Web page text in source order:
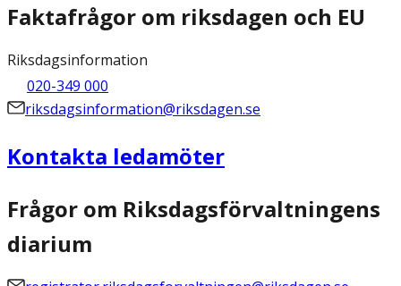
Faktafrågor om riksdagen och EU
Riksdagsinformation
020-349 000
riksdagsinformation@riksdagen.se
Kontakta ledamöter
Frågor om Riksdagsförvaltningens
diarium